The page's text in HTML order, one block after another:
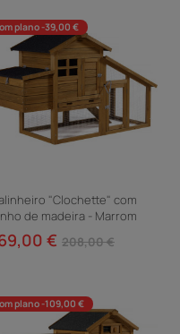
plano -39,00 €
"Clochette" com
de madeira - Marrom
€ 208,00 €
plano -109,00 €